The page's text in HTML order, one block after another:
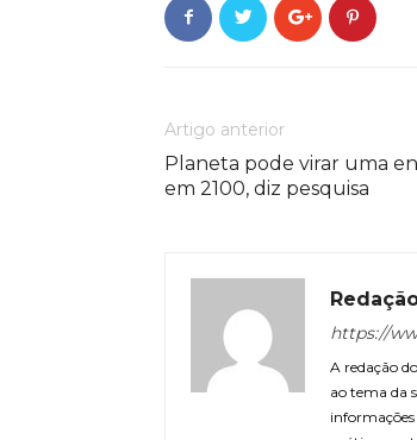
Artigo anterior
Planeta pode virar uma
em 2100, diz pesquisa
https://
A redação
ao tema da
informações